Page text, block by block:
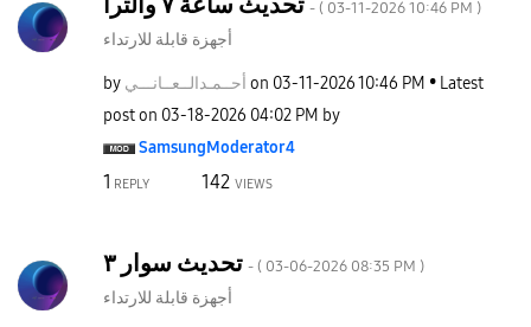
- ( ‎03-11-2026 10:46 PM )
أجهزة قابلة للارتداء
by أحــمـدالــعــانـــي on ‎03-11-202610:46 PM
Latest
post on ‎03-18-2026 04:02 PM by
SamsungModerator4
1 REPLY 142 VIEWS
تحديث سوار ٣ - ( ‎03-06-2026 08:35 PM )
أجهزة قابلة للارتداء